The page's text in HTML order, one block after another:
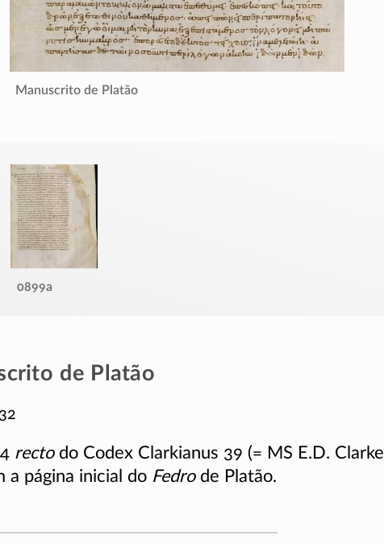
Manuscrito de Platão
0899a
de Platão
rectodo Codex Clarkianus 39 (= MS E.D. Clarke
a página inicial do Fedrode Platão.